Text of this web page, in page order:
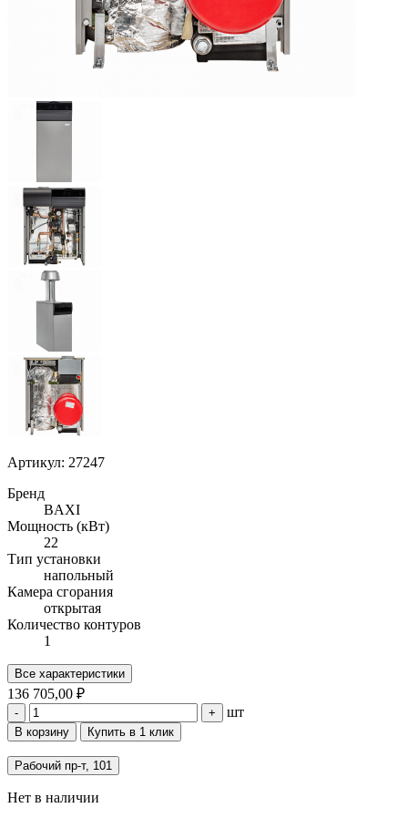
Артикул: 27247
Бренд
BAXI
Мощность (кВт)
22
Тип установки
напольный
Камера сгорания
открытая
Количество контуров
1
Все характеристики
136 705,00 ₽
- + шт
В корзину Купить в 1 клик
Рабочий пр-т, 101
Нет в наличии